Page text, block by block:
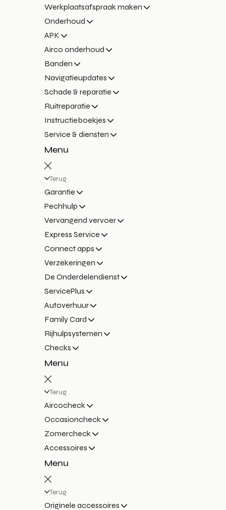
Werkplaatsafspraak maken
Onderhoud
APK
Airco onderhoud
Banden
Navigatieupdates
Schade & reparatie
Ruitreparatie
Instructieboekjes
Service & diensten
Menu
Terug
Garantie
Pechhulp
Vervangend vervoer
Express Service
Connect apps
Verzekeringen
De Onderdelendienst
ServicePlus
Autoverhuur
Family Card
Rijhulpsystemen
Checks
Menu
Terug
Aircocheck
Occasioncheck
Zomercheck
Accessoires
Menu
Terug
Originele accessoires